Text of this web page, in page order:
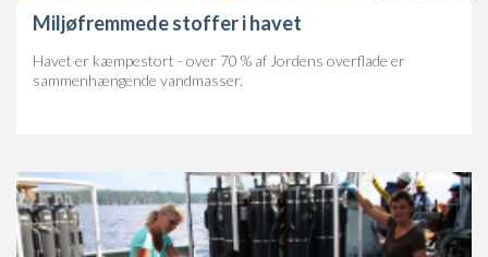
Miljøfremmede stoffer i havet
Havet er kæmpestort - over 70 % af Jordens overflade er
sammenhængende vandmasser.